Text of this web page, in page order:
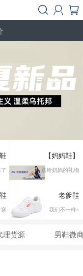
  
【妈妈鞋】
送给妈妈的礼物
老爹鞋
我们不一样~
理货源 男鞋微